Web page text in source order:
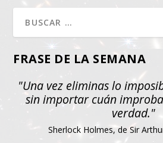
FRASE DE LA SEMANA
"Una vez eliminas lo
sin importar cuán
verdad."
Sherlock Holmes, de Sir